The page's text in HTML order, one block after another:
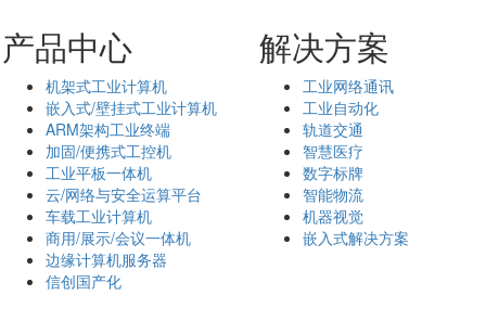
产品中心
机架式工业计算机
嵌入式/壁挂式工业计算机
ARM架构工业终端
加固/便携式工控机
工业平板一体机
云/网络与安全运算平台
车载工业计算机
商用/展示/会议一体机
边缘计算机服务器
信创国产化
解决方案
工业网络通讯
工业自动化
轨道交通
智慧医疗
数字标牌
智能物流
机器视觉
嵌入式解决方案